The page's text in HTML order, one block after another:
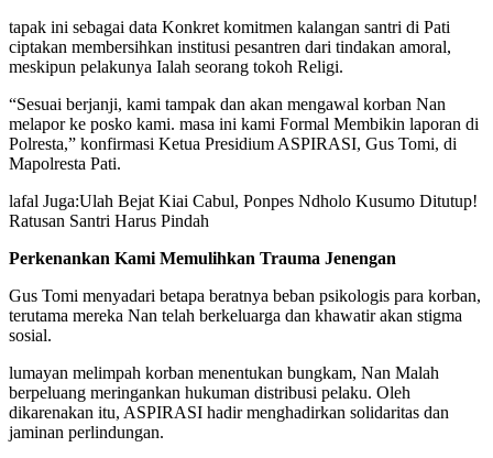
tapak ini sebagai data Konkret komitmen kalangan santri di Pati
ciptakan membersihkan institusi pesantren dari tindakan amoral,
meskipun pelakunya Ialah seorang tokoh Religi.
“Sesuai berjanji, kami tampak dan akan mengawal korban Nan
melapor ke posko kami. masa ini kami Formal Membikin laporan di
Polresta,” konfirmasi Ketua Presidium ASPIRASI, Gus Tomi, di
Mapolresta Pati.
lafal Juga:Ulah Bejat Kiai Cabul, Ponpes Ndholo Kusumo Ditutup!
Ratusan Santri Harus Pindah
Perkenankan Kami Memulihkan Trauma Jenengan
Gus Tomi menyadari betapa beratnya beban psikologis para korban,
terutama mereka Nan telah berkeluarga dan khawatir akan stigma
sosial.
lumayan melimpah korban menentukan bungkam, Nan Malah
berpeluang meringankan hukuman distribusi pelaku. Oleh
dikarenakan itu, ASPIRASI hadir menghadirkan solidaritas dan
jaminan perlindungan.